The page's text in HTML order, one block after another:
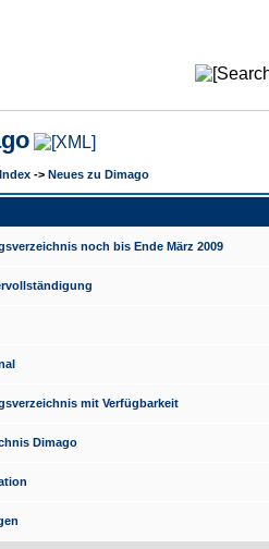
-> Neues zu Dimago
noch bis Ende März 2009
mit Verfügbarkeit
Dimago